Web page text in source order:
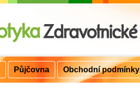
Půjčovna Obchodní podmínky